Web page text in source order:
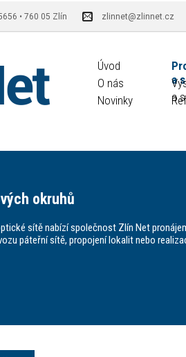
• 760 05 Zlín zlinnet@zlinnet.cz
Úvod
O nás
Novinky
a
a
okruhů
sítě nabízí společnost Zlín Net
páteřní sítě, propojení lokalit nebo